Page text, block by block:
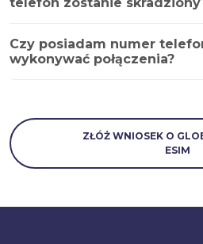
Czy posiadam numer
wykonywać połączenia?
ZŁÓŻ WNIOSEK O
ESIM